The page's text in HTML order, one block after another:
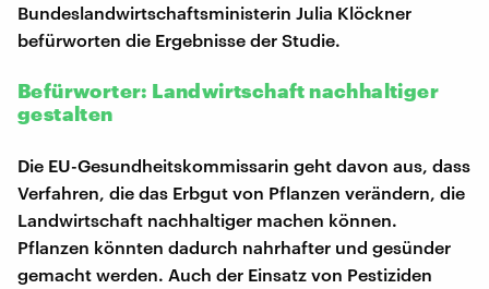
Bundeslandwirtschaftsministerin Julia Klöckner
befürworten die Ergebnisse der Studie.
Befürworter: Landwirtschaft nachhaltiger
gestalten
Die EU-Gesundheitskommissarin geht davon aus, dass
Verfahren, die das Erbgut von Pflanzen verändern, die
Landwirtschaft nachhaltiger machen können.
Pflanzen könnten dadurch nahrhafter und gesünder
gemacht werden. Auch der Einsatz von Pestiziden